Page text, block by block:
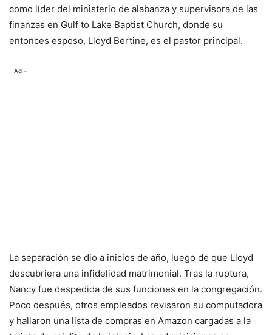
como líder del ministerio de alabanza y supervisora de las
finanzas en Gulf to Lake Baptist Church, donde su
entonces esposo, Lloyd Bertine, es el pastor principal.
– Ad –
La separación se dio a inicios de año, luego de que Lloyd
descubriera una infidelidad matrimonial. Tras la ruptura,
Nancy fue despedida de sus funciones en la congregación.
Poco después, otros empleados revisaron su computadora
y hallaron una lista de compras en Amazon cargadas a la